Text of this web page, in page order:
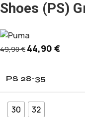
Shoes (PS)
49,90€ 44,90 €
PS 28-35
30
32